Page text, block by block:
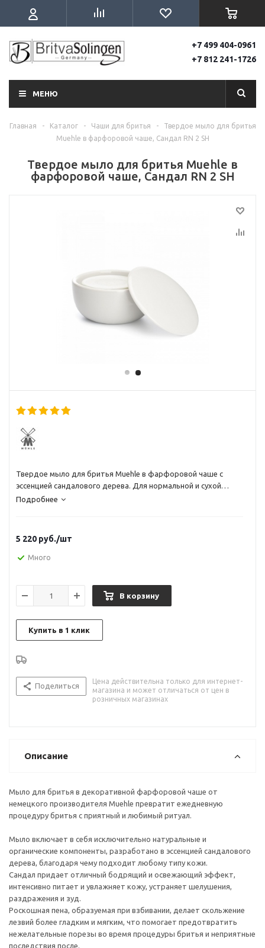
+7 499 404-0961
+7 812 241-1726
МЕНЮ
Главная - Каталог - Чаши для бритья -
Твердое мыло для бритья
Muehle в фарфоровой чаше, Сандал RN 2 SH
Твердое мыло для бритья Muehle в
фарфоровой чаше, Сандал RN 2 SH
Твердое мыло для бритья Muehle в фарфоровой чаше с
эссенцией сандалового дерева. Для нормальной и сухой
кожи. 65 гр
Подробнее
5 220 руб./шт
Много
В корзину
Купить в 1 клик
Поделиться
Цена действительна только для интернет-
магазина и может отличаться от цен в
розничных магазинах
Описание
Мыло для бритья в декоративной фарфоровой чаше от
немецкого производителя Muehle превратит ежедневную
процедуру бритья с приятный и любимый ритуал.
Мыло включает в себя исключительно натуральные и
органические компоненты, разработано в эссенцией сандалового
дерева, благодаря чему подходит любому типу кожи.
Сандал придает отличный бодрящий и освежающий эффект,
интенсивно питает и увлажняет кожу, устраняет шелушения,
раздражения и зуд.
Роскошная пена, образуемая при взбивании, делает скольжение
лезвий более гладким и мягким, что помогает предотвратить
нежелательные порезы во время процедуры бритья и неприятные
последствия после.